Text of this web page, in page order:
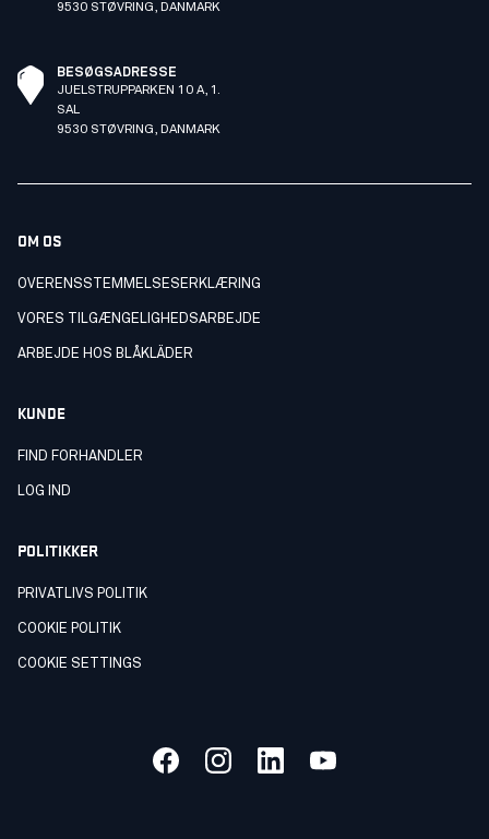
9530 STØVRING, DANMARK
BESØGSADRESSE
JUELSTRUPPARKEN 10 A, 1.
SAL
9530 STØVRING, DANMARK
OM OS
OVERENSSTEMMELSESERKLÆRING
VORES TILGÆNGELIGHEDSARBEJDE
ARBEJDE HOS BLÅKLÄDER
KUNDE
FIND FORHANDLER
LOG IND
POLITIKKER
PRIVATLIVS POLITIK
COOKIE POLITIK
COOKIE SETTINGS